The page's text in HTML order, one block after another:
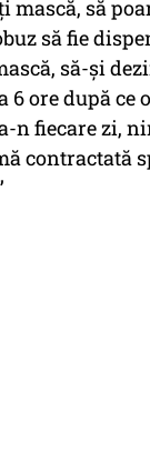
să
să fie
să-și
6 ore după
n fiecare zi,
contractată